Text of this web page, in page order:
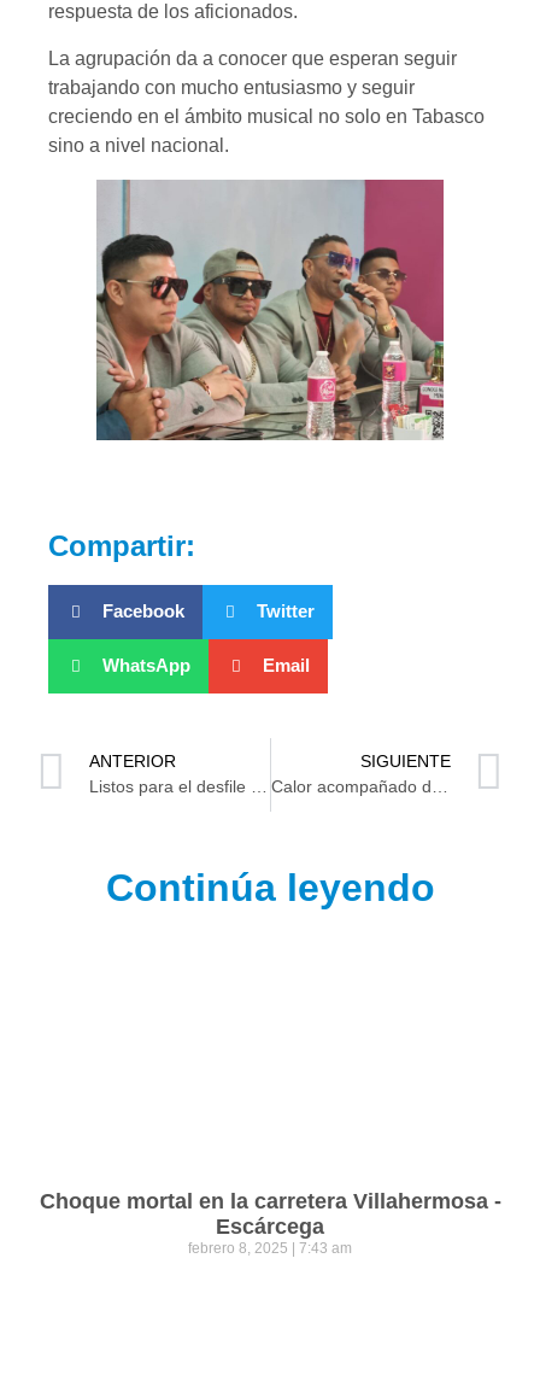
respuesta de los aficionados.
La agrupación da a conocer que esperan seguir
trabajando con mucho entusiasmo y seguir
creciendo en el ámbito musical no solo en Tabasco
sino a nivel nacional.
Compartir:
Facebook Twitter
WhatsApp Email
ANTERIOR
Listos para el desfile de moda Haute Couture ‘Mi bella Cuba’
SIGUIENTE
Calor acompañado de chubascos pronostican para Tabasco
Continúa leyendo
Choque mortal en la carretera Villahermosa -
Escárcega
febrero 8, 2025 7:43 am